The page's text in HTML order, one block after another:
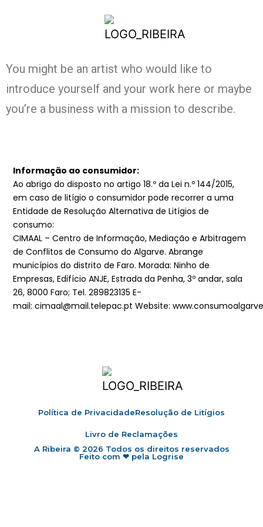
You might be an artist who would like to
introduce yourself and your work here or maybe
you’re a business with a mission to describe.
Informação ao consumidor:
Ao abrigo do disposto no artigo 18.º da Lei n.º 144/2015,
em caso de litígio o consumidor pode recorrer a uma
Entidade de Resolução Alternativa de Litígios de
consumo:
CIMAAL – Centro de Informação, Mediação e Arbitragem
de Conflitos de Consumo do Algarve. Abrange
municípios do distrito de Faro. Morada: Ninho de
Empresas, Edifício ANJE, Estrada da Penha, 3º andar, sala
26, 8000 Faro; Tel.289823135 E-
mail:cimaal@mail.telepac.pt Website:
A Ribeira © 2026 Todos os direitos reservados
Feito com ❤ pela Logrise
Política de PrivacidadeResolução de Litígios
Livro de Reclamações